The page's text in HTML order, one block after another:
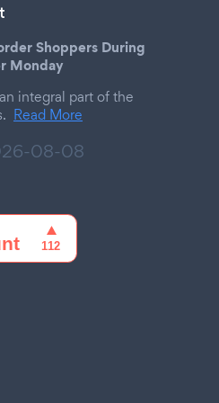
Shoppers During
Monday
integral part of the
Read More
08-08